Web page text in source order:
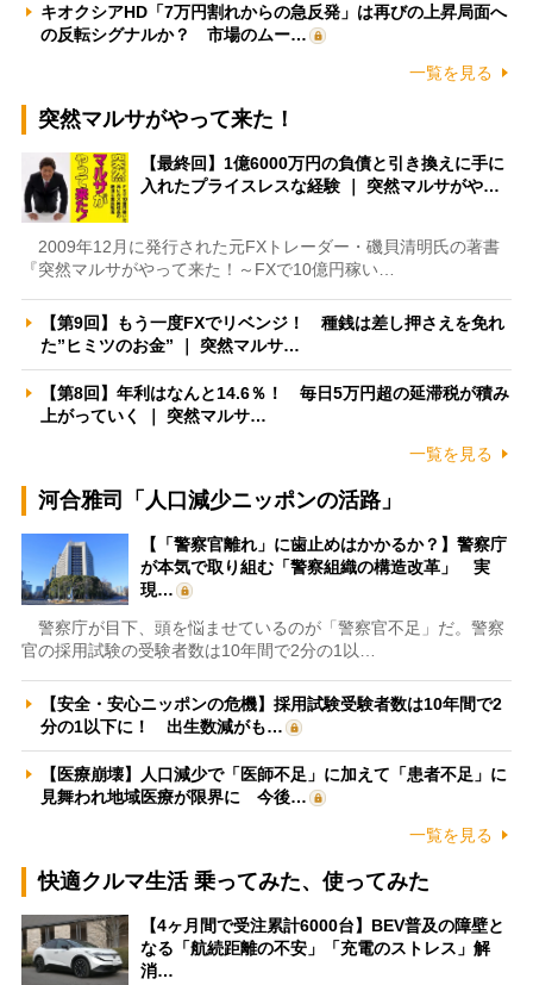
キオクシアHD「7万円割れからの急反発」は再びの上昇局面へ
の反転シグナルか？ 市場のムー…
一覧を見る
突然マルサがやって来た！
【最終回】1億6000万円の負債と引き換えに手に
入れたプライスレスな経験 ｜ 突然マルサがや…
2009年12月に発行された元FXトレーダー・磯貝清明氏の著書
『突然マルサがやって来た！～FXで10億円稼い…
【第9回】もう一度FXでリベンジ！ 種銭は差し押さえを免れ
た”ヒミツのお金” ｜ 突然マルサ…
【第8回】年利はなんと14.6％！ 毎日5万円超の延滞税が積み
上がっていく ｜ 突然マルサ…
一覧を見る
河合雅司「人口減少ニッポンの活路」
【「警察官離れ」に歯止めはかかるか？】警察庁
が本気で取り組む「警察組織の構造改革」 実
現…
警察庁が目下、頭を悩ませているのが「警察官不足」だ。警察
官の採用試験の受験者数は10年間で2分の1以…
【安全・安心ニッポンの危機】採用試験受験者数は10年間で2
分の1以下に！ 出生数減がも…
【医療崩壊】人口減少で「医師不足」に加えて「患者不足」に
見舞われ地域医療が限界に 今後…
一覧を見る
快適クルマ生活 乗ってみた、使ってみた
【4ヶ月間で受注累計6000台】BEV普及の障壁と
なる「航続距離の不安」「充電のストレス」解
消…